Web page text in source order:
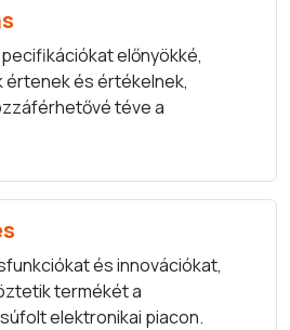
előnyökké,
értenek és értékelnek,
téve a
és innovációkat,
termékét a
elektronikai piacon.